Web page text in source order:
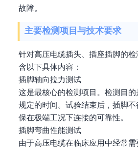
故障。
主要检测项目与技术要求
针对高压电缆插头、插座插脚的
含以下具体内容：
插脚轴向拉力测试
这是最核心的检测项目。检测目
规定的时间。试验结束后，插脚
保在极端工况下连接的可靠性。
插脚弯曲性能测试
由于高压电缆在临床应用中经常